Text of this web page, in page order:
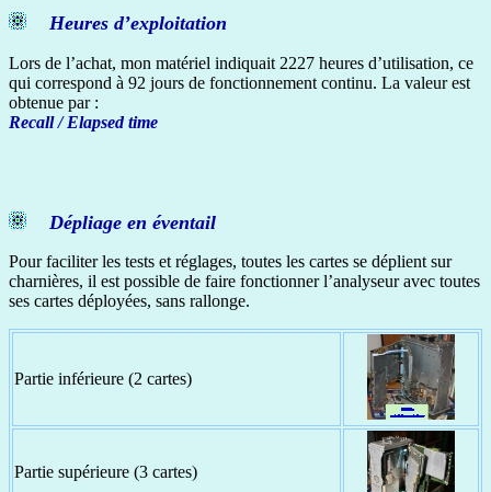
Heures d’exploitation
Lors de l’achat, mon matériel indiquait 2227 heures d’utilisation, ce
qui correspond à 92 jours de fonctionnement continu. La valeur est
obtenue par :
Recall / Elapsed time
Dépliage en éventail
Pour faciliter les tests et réglages, toutes les cartes se déplient sur
charnières, il est possible de faire fonctionner l’analyseur avec toutes
ses cartes déployées, sans rallonge.
Partie inférieure (2 cartes)
Partie supérieure (3 cartes)